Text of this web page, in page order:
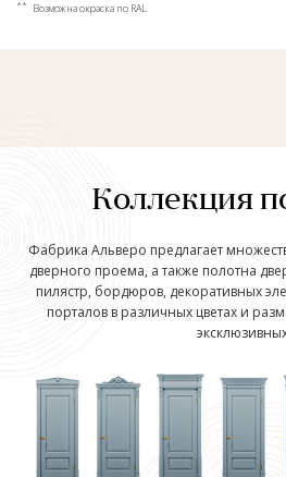
** Возможна окраска по RAL
Коллекция
Фабрика Альверо предлагает
дверного проема, а также полотна
пилястр, бордюров, декоративных
порталов в различных цветах и